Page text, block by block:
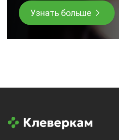
Узнать больше